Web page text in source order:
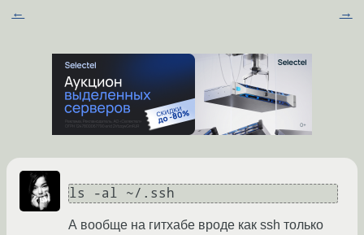
← →
ls -al ~/.ssh
А вообще на гитхабе вроде как ssh только